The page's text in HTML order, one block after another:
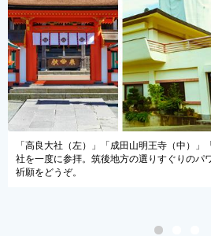
「高良大社（左）」「成田山明王寺（中）
社を一度に参拝。筑後地方の選りすぐりのパ
祈願をどうぞ。